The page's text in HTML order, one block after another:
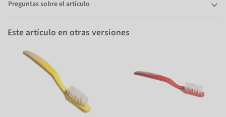
Preguntas sobre el artículo
Este artículo en otras versiones